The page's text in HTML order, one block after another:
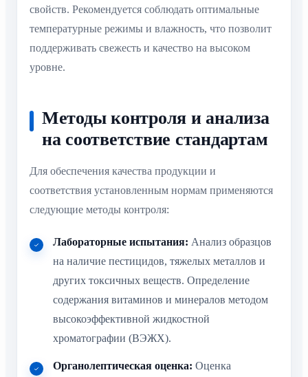
свойств. Рекомендуется соблюдать оптимальные
температурные режимы и влажность, что позволит
поддерживать свежесть и качество на высоком
уровне.
Методы контроля и анализа
на соответствие стандартам
Для обеспечения качества продукции и
соответствия установленным нормам применяются
следующие методы контроля:
Лабораторные испытания: Анализ образцов
на наличие пестицидов, тяжелых металлов и
других токсичных веществ. Определение
содержания витаминов и минералов методом
высокоэффективной жидкостной
хроматографии (ВЭЖХ).
Органолептическая оценка: Оценка